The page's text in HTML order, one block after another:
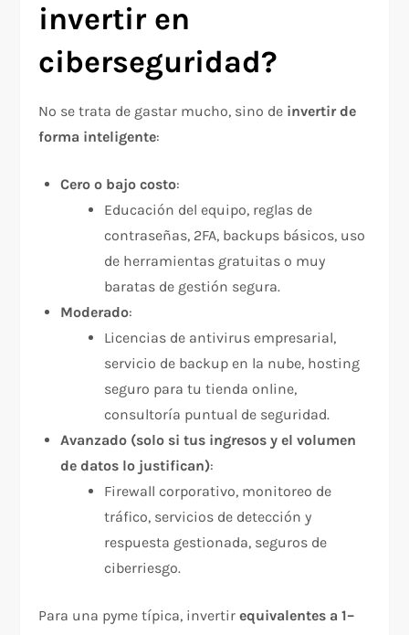
invertir en
ciberseguridad?
No se trata de gastar mucho, sino de invertir de
forma inteligente:
Cero o bajo costo:
Educación del equipo, reglas de
contraseñas, 2FA, backups básicos, uso
de herramientas gratuitas o muy
baratas de gestión segura.
Moderado:
Licencias de antivirus empresarial,
servicio de backup en la nube, hosting
seguro para tu tienda online,
consultoría puntual de seguridad.
Avanzado (solo si tus ingresos y el volumen
de datos lo justifican):
Firewall corporativo, monitoreo de
tráfico, servicios de detección y
respuesta gestionada, seguros de
ciberriesgo.
Para una pyme típica, invertirequivalentes a 1–